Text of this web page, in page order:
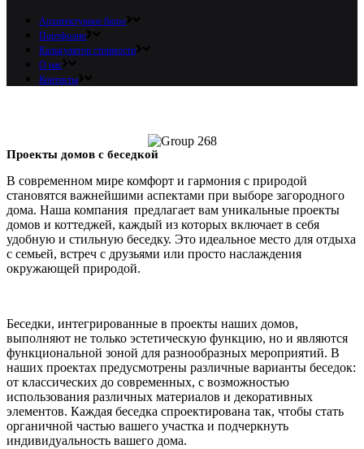
Архитектурное бюро
Портфолио
Калькулятор стоимости
О нас
Контакты
Проекты домов с беседкой
В современном мире комфорт и гармония с природой
становятся важнейшими аспектами при выборе загородного
дома. Наша компания предлагает вам уникальные проекты
домов и коттеджей, каждый из которых включает в себя
удобную и стильную беседку. Это идеальное место для отдыха
с семьей, встреч с друзьями или просто наслаждения
окружающей природой.
Беседки, интегрированные в проекты наших домов,
выполняют не только эстетическую функцию, но и являются
функциональной зоной для разнообразных мероприятий. В
наших проектах предусмотрены различные варианты беседок:
от классических до современных, с возможностью
использования различных материалов и декоративных
элементов. Каждая беседка спроектирована так, чтобы стать
органичной частью вашего участка и подчеркнуть
индивидуальность вашего дома.